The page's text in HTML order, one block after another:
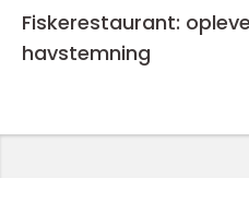
Fiskerestaurant:
havstemning